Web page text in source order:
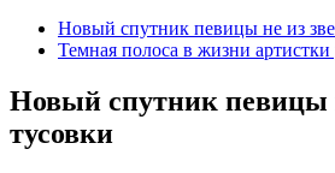
Новый спутник певицы не из
Темная полоса в жизни артистки
Новый спутник певицы
тусовки